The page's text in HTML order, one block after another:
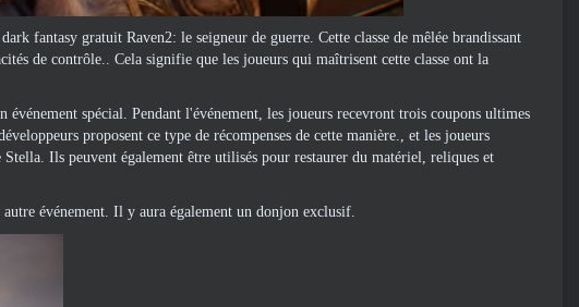
fantasy gratuit Raven2: le seigneur de guerre. Cette classe de mêlée brandissant
de contrôle.. Cela signifie que les joueurs qui maîtrisent cette classe ont la
spécial. Pendant l'événement, les joueurs recevront trois coupons ultimes
proposent ce type de récompenses de cette manière., et les joueurs
Ils peuvent également être utilisés pour restaurer du matériel, reliques et
événement. Il y aura également un donjon exclusif.